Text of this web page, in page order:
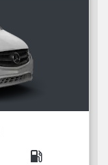
local_gas_station